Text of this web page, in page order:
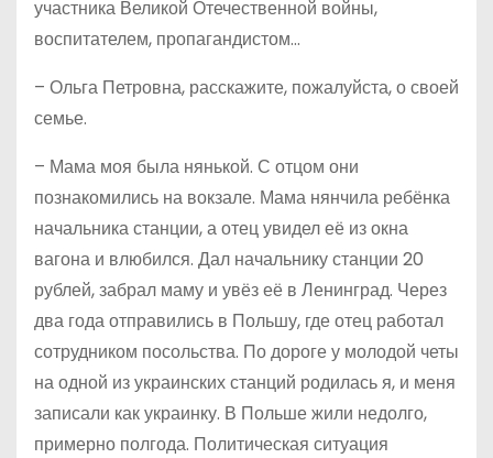
участника Великой Отечественной войны,
воспитателем, пропагандистом…
– Ольга Петровна, расскажите, пожалуйста, о своей
семье.
– Мама моя была нянькой. С отцом они
познакомились на вокзале. Мама нянчила ребёнка
начальника станции, а отец увидел её из окна
вагона и влюбился. Дал начальнику станции 20
рублей, забрал маму и увёз её в Ленинград. Через
два года отправились в Польшу, где отец работал
сотрудником посольства. По дороге у молодой четы
на одной из украинских станций родилась я, и меня
записали как украинку. В Польше жили недолго,
примерно полгода. Политическая ситуация